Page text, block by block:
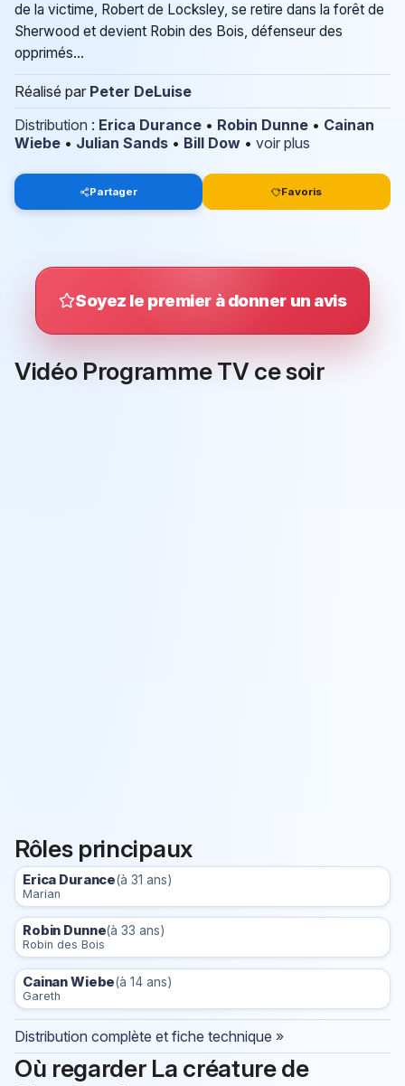
de la victime, Robert de Locksley, se retire dans la forêt de
Sherwood et devient Robin des Bois, défenseur des
opprimés...
Réalisé par Peter DeLuise
Distribution : Erica Durance • Robin Dunne • Cainan
Wiebe • Julian Sands • Bill Dow • voir plus
Partager Favoris
Soyez le premier à donner un avis
Vidéo Programme TV ce soir
Rôles principaux
Erica Durance(à 31 ans)
Marian
Robin Dunne(à 33 ans)
Robin des Bois
Cainan Wiebe(à 14 ans)
Gareth
Distribution complète et fiche technique »
Où regarder La créature de